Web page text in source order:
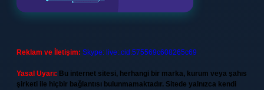
Reklam ve İletişim: Skype: live:.cid.575569c608265c69
Yasal Uyarı: Bu internet sitesi, herhangi bir marka, kurum veya şahıs
şirketi ile hiçbir bağlantısı bulunmamaktadır. Sitede yalnızca kendi